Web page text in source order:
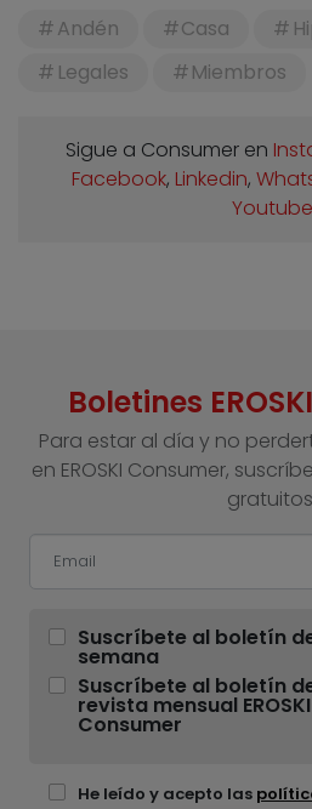
Andén Casa
Legales
Miembros
Sigue a Consumer en
Facebook, Linkedin,
Youtube
Boletines
Para estar al día y no
en EROSKI Consumer,
Suscríbete al boletín
semana
Suscríbete al boletín
revista mensual EROSKI
Consumer
He leído y acepto las